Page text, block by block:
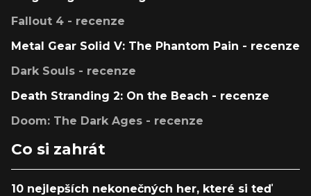
Fallout 4 - recenze
Metal Gear Solid V: The Phantom Pain - recenze
Dark Souls - recenze
Death Stranding 2: On the Beach - recenze
Doom: The Dark Ages - recenze
Co si zahrát
10 nejlepších nekonečných her, které si teď